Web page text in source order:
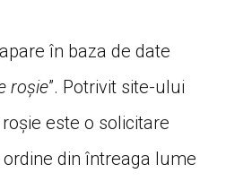
în baza de date
roșie”. Potrivit site-ului
este o solicitare
din întreaga lume